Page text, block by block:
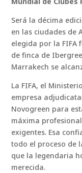
Será la décima
en las ciudades de
elegida por la FIFA
de finca de
Marrakech se
La FIFA, el
empresa
Novogreen para
máxima
exigentes. Esa
todo el proceso de
que la legendaria
merecida.